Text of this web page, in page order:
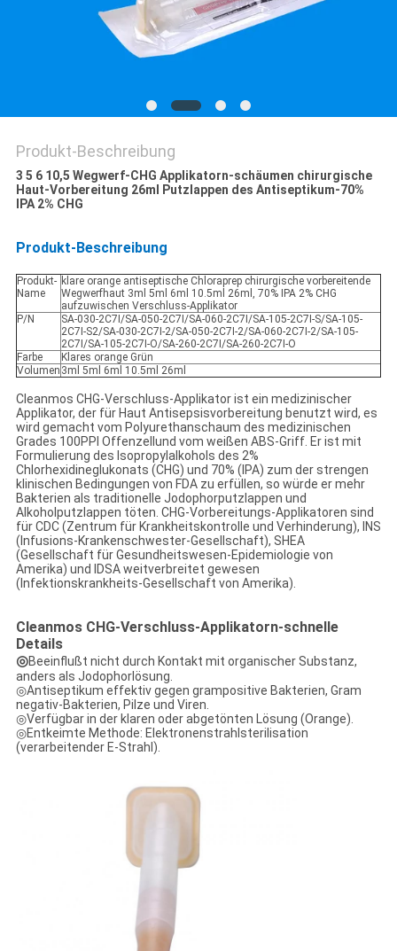
Produkt-Beschreibung
3 5 6 10,5 Wegwerf-CHG Applikatorn-schäumen chirurgische
Haut-Vorbereitung 26ml Putzlappen des Antiseptikum-70%
IPA 2% CHG
Produkt-Beschreibung
Produkt-
Name
klare orange antiseptische Chloraprep chirurgische vorbereitende
Wegwerfhaut 3ml 5ml 6ml 10.5ml 26ml, 70% IPA 2% CHG
aufzuwischen Verschluss-Applikator
P/N
SA-030-2C7I/SA-050-2C7I/SA-060-2C7I/SA-105-2C7I-S/SA-105-
2C7I-S2/SA-030-2C7I-2/SA-050-2C7I-2/SA-060-2C7I-2/SA-105-
2C7I/SA-105-2C7I-O/SA-260-2C7I/SA-260-2C7I-O
Farbe
Klares orange Grün
Volumen 3ml 5ml 6ml 10.5ml 26ml
Cleanmos CHG-Verschluss-Applikator ist ein medizinischer
Applikator, der für Haut Antisepsisvorbereitung benutzt wird, es
wird gemacht vom Polyurethanschaum des medizinischen
Grades 100PPI Offenzellund vom weißen ABS-Griff. Er ist mit
Formulierung des Isopropylalkohols des 2%
Chlorhexidineglukonats (CHG) und 70% (IPA) zum der strengen
klinischen Bedingungen von FDA zu erfüllen, so würde er mehr
Bakterien als traditionelle Jodophorputzlappen und
Alkoholputzlappen töten. CHG-Vorbereitungs-Applikatoren sind
für CDC (Zentrum für Krankheitskontrolle und Verhinderung), INS
(Infusions-Krankenschwester-Gesellschaft), SHEA
(Gesellschaft für Gesundheitswesen-Epidemiologie von
Amerika) und IDSA weitverbreitet gewesen
(Infektionskrankheits-Gesellschaft von Amerika).
Cleanmos CHG-Verschluss-Applikatorn-schnelle
Details
◎Beeinflußt nicht durch Kontakt mit organischer Substanz,
anders als Jodophorlösung.
◎Antiseptikum effektiv gegen grampositive Bakterien, Gram
negativ-Bakterien, Pilze und Viren.
◎Verfügbar in der klaren oder abgetönten Lösung (Orange).
◎Entkeimte Methode: Elektronenstrahlsterilisation
(verarbeitender E-Strahl).